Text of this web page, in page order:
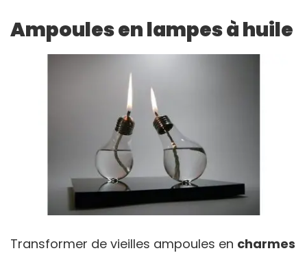
Ampoules en lampes à huile
Transformer de vieilles ampoules en charmes